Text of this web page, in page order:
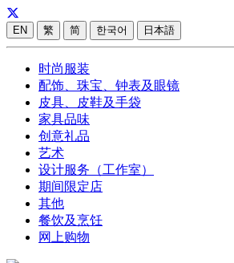
EN 繁 简 한국어 日本語
时尚服装
配饰、珠宝、钟表及眼镜
皮具、皮鞋及手袋
家具品味
创意礼品
艺术
设计服务（工作室）
期间限定店
其他
餐饮及烹饪
网上购物